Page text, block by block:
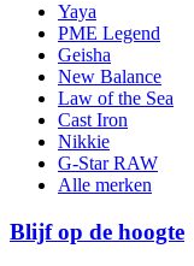
Yaya
PME Legend
Geisha
New Balance
Law of the Sea
Cast Iron
Nikkie
G-Star RAW
Alle merken
Blijf op de hoogte